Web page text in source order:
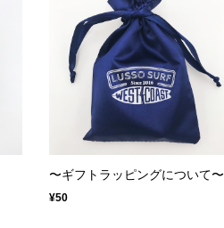
〜ギフトラッピングについて〜
¥50